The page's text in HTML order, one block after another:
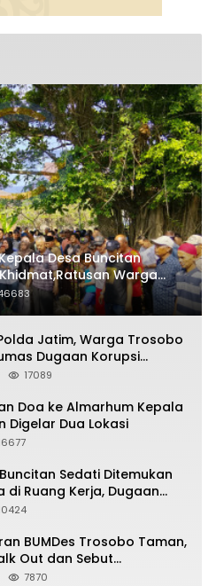
Desa Buncitan
Warga
Yang Mendalam
Jatim, Warga Trosobo
Dugaan Korupsi
ke Kapolri
17089
Doa ke Almarhum Kepala
Digelar Dua Lokasi
Sedati Ditemukan
di Ruang Kerja, Dugaan
BUMDes Trosobo Taman,
Out dan Sebut
7870